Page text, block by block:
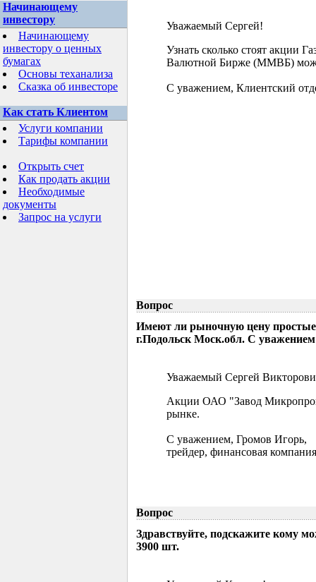
Начинающему
инвестору
Начинающему
инвестору о ценных
бумагах
Основы теханализа
Сказка об инвесторе
Как стать Клиентом
Услуги компании
Тарифы компании
Открыть счет
Как продать акции
Необходимые
документы
Запрос на услуги
Уважаемый Сергей!
Узнать сколько стоят акции
Валютной Бирже (ММВБ)
С уважением, Клиентский
Вопрос
Имеют ли рыночную цену
г.Подольск Моск.обл. С
Уважаемый Сергей
Акции ОАО "Завод
рынке.
С уважением, Громов Игорь,
трейдер, финансовая
Вопрос
Здравствуйте, подскажите кому
3900 шт.